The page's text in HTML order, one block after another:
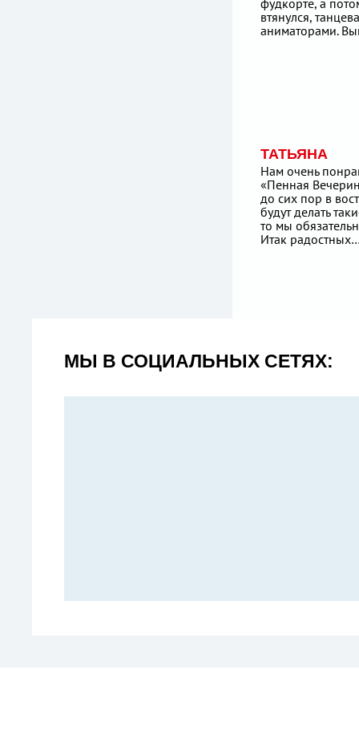
фудкорте, а
втянулся,
аниматорами.
ТАТЬЯНА
Нам очень
«Пенная
до сих пор в
будут делать
то мы
Итак
МЫ В СОЦИАЛЬНЫХ СЕТЯХ: